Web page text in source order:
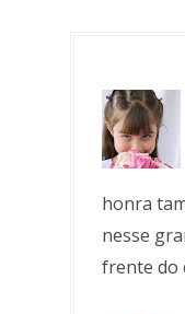
honra
nesse
frente do